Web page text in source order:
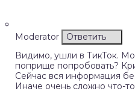
Moderator
Ответить
Видимо, ушли в ТикТок.
поприще попробовать?
Сейчас вся информация
Иначе очень сложно что-то